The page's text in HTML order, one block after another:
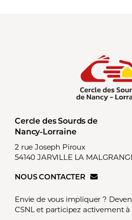
Cercle des Sourds de
Nancy-Lorraine
2 rue Joseph Piroux
54140 JARVILLE LA
NOUS CONTACTER
Envie de vous impliquer ?
CSNL et participez activement à